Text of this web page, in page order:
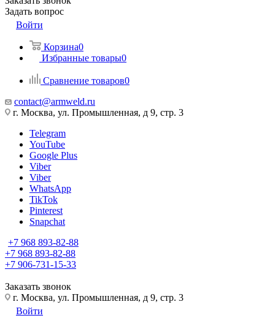
Задать вопрос
Войти
Корзина0
Избранные товары0
Сравнение товаров0
contact@armweld.ru
г. Москва, ул. Промышленная, д 9, стр. 3
Telegram
YouTube
Google Plus
Viber
Viber
WhatsApp
TikTok
Pinterest
Snapchat
+7 968 893-82-88
+7 968 893-82-88
+7 906-731-15-33
Заказать звонок
г. Москва, ул. Промышленная, д 9, стр. 3
Войти